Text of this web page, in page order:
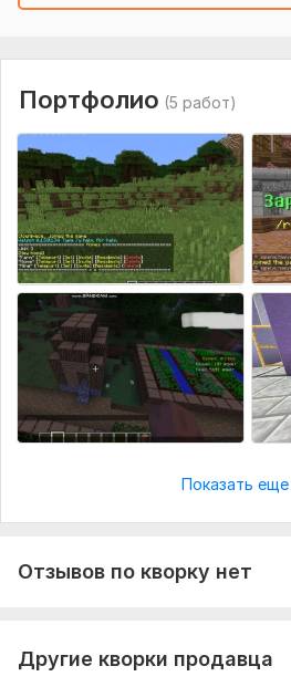
Исходник
Срок выполнения:1 день
Вид: ПК
Язык разработки: Java,JavaScript
Портфолио (5 работ)
Показать еще
Отзывов по кворку нет
Другие кворки продавца